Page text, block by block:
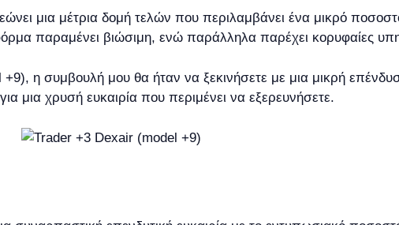
μια μέτρια δομή τελών που περιλαμβάνει ένα μικρό
παραμένει βιώσιμη, ενώ παράλληλα παρέχει κορυφαίες
η συμβουλή μου θα ήταν να ξεκινήσετε με μια μικρή
μια χρυσή ευκαιρία που περιμένει να εξερευνήσετε.